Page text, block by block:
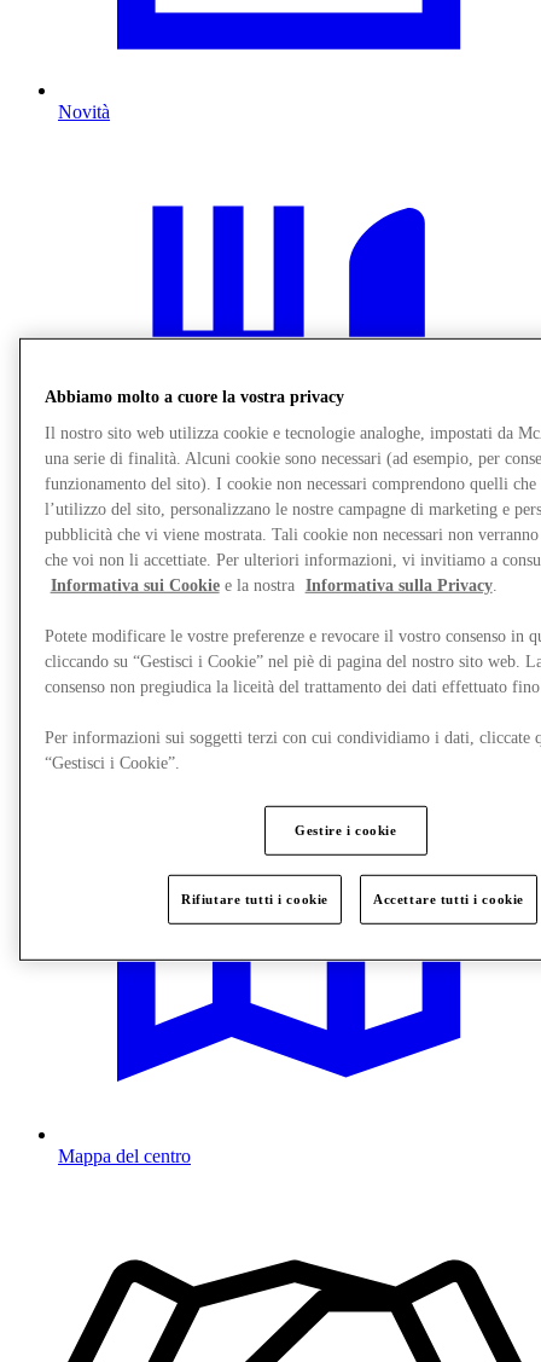
Novità
Gift Cards
Destination Guide
Mappa del centro
Abbiamo molto a cuore la vostra privacy
Il nostro sito web utilizza cookie e tecnologie analoghe, impostati da
una serie di finalità. Alcuni cookie sono necessari (ad esempio, per
funzionamento del sito). I cookie non necessari comprendono quelli che
l’utilizzo del sito, personalizzano le nostre campagne di marketing e
pubblicità che vi viene mostrata. Tali cookie non necessari non
che voi non li accettiate. Per ulteriori informazioni, vi invitiamo a
Informativa sui Cookiee la nostra Informativa sulla Privacy.
Potete modificare le vostre preferenze e revocare il vostro consenso in
cliccando su “Gestisci i Cookie” nel piè di pagina del nostro sito web.
consenso non pregiudica la liceità del trattamento dei dati effettuato
Per informazioni sui soggetti terzi con cui condividiamo i dati, cliccate
“Gestisci i Cookie”.
Gestire i cookie
Rifiutare tutti i cookie Accettare tutti i cookie